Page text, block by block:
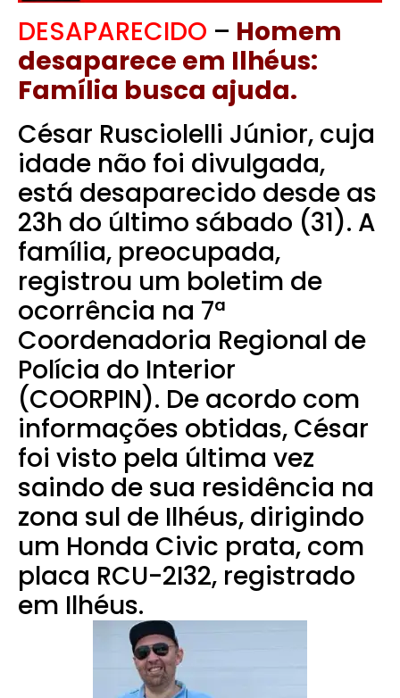
DESAPARECIDO – Homem
desaparece em Ilhéus:
Família busca ajuda.
César Rusciolelli Júnior, cuja
idade não foi divulgada,
está desaparecido desde as
23h do último sábado (31). A
família, preocupada,
registrou um boletim de
ocorrência na 7ª
Coordenadoria Regional de
Polícia do Interior
(COORPIN). De acordo com
informações obtidas, César
foi visto pela última vez
saindo de sua residência na
zona sul de Ilhéus, dirigindo
um Honda Civic prata, com
placa RCU-2I32, registrado
em Ilhéus.